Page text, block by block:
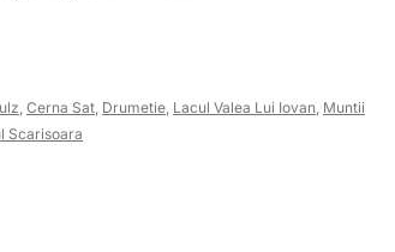
, Cerna Sat, Drumetie, Lacul Valea Lui Iovan, Muntii
Scarisoara